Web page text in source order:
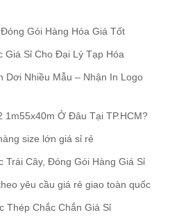
Gói Hàng Hóa Giá Tốt
Giá Sỉ Cho Đại Lý Tạp Hóa
Dơi Nhiều Mẫu – Nhận In Logo
1m55x40m Ở Đâu Tại TP.HCM?
size lớn giá sỉ rẻ
Trái Cây, Đóng Gói Hàng Giá Sỉ
yêu cầu giá rẻ giao toàn quốc
Thép Chắc Chắn Giá Sỉ